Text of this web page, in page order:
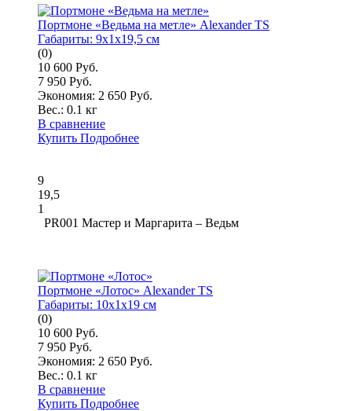
Портмоне «Ведьма на метле» Alexander TS
Габариты: 9x1x19,5 см
(0)
10 600 Руб.
7 950 Руб.
Экономия: 2 650 Руб.
Вес.: 0.1 кг
В сравнение
Купить Подробнее
9
19,5
1
PR001 Мастер и Маргарита – Ведьм
Портмоне «Лотос» Alexander TS
Габариты: 10x1x19 см
(0)
10 600 Руб.
7 950 Руб.
Экономия: 2 650 Руб.
Вес.: 0.1 кг
В сравнение
Купить Подробнее